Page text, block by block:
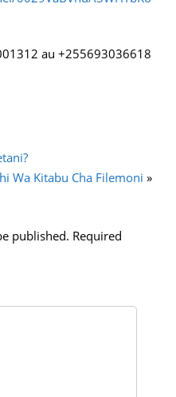
au +255693036618
Wa Kitabu Cha Filemoni »
published. Required